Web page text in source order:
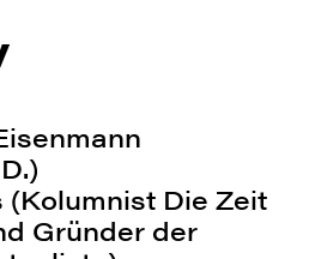
in Stuttgart
und den
Kriminächten
(Kolumnist Die Zeit
Gründer der